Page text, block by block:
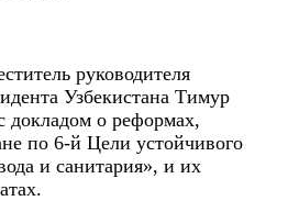
руководителя
Узбекистана Тимур
докладом о реформах,
по 6-й Цели устойчивого
и санитария», и их